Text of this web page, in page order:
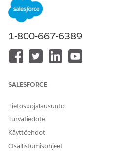
Käytettävissä:
Developer
Billing -lisenssi
asiakkuuspäällikköösi saadaksesi
TARVITTAVAT
ottaminen käyttöön:
valitseLaskutusasetukset
Napsauta Määritä välilyönnitön
laskutukselle -osiosta
Ota sarjanumerointi käyttöön.
1-800-667-6389
SALESFORCE
Tietosuojalausunto
Turvatiedote
Käyttöehdot
Osallistumisohjeet